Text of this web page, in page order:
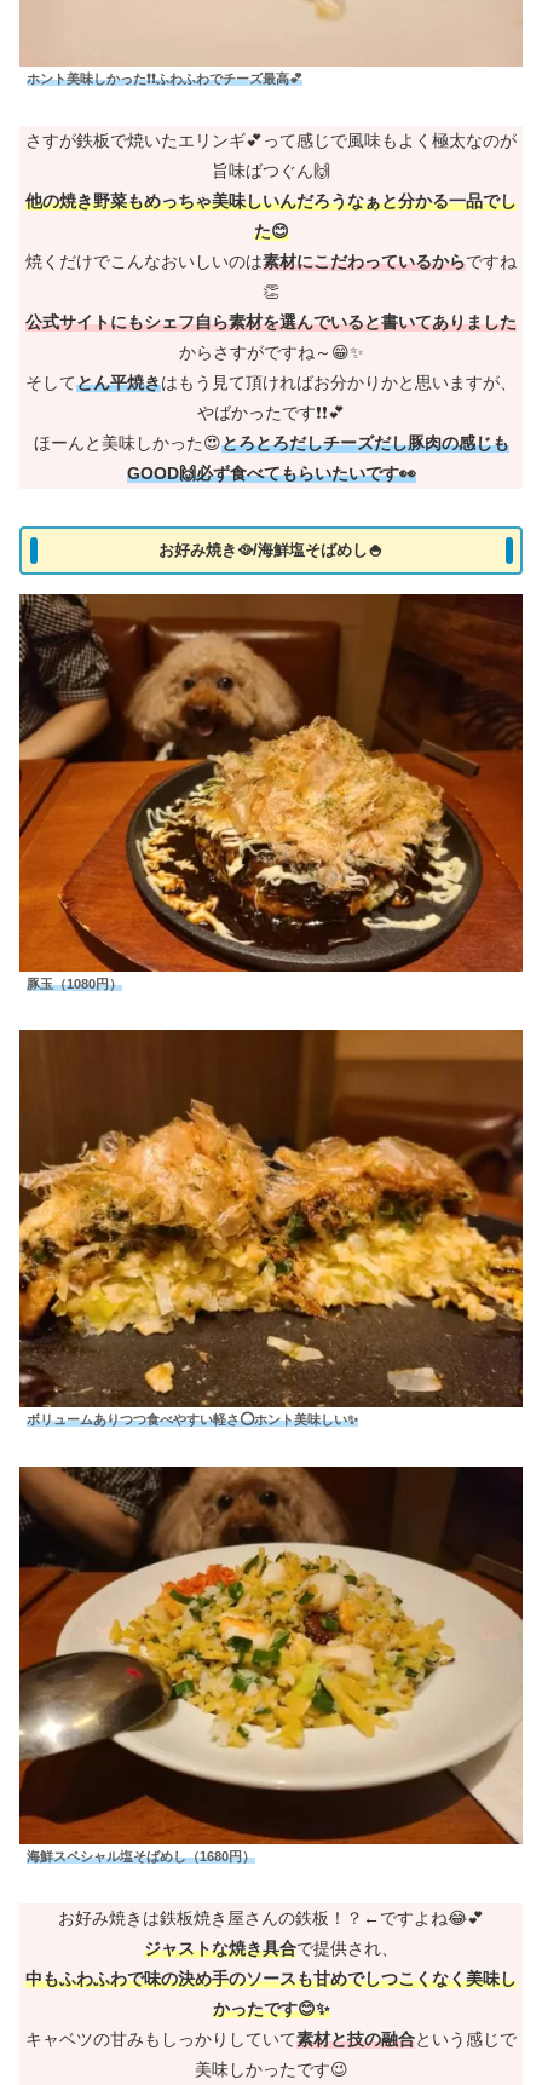
ホント美味しかった❗❗ふわふわでチーズ最高💕
さすが鉄板で焼いたエリンギ💕って感じで風味もよく極太なのが
旨味ばつぐん🙌
他の焼き野菜もめっちゃ美味しいんだろうなぁと分かる一品でし
た😊
焼くだけでこんなおいしいのは素材にこだわっているからですね
👏
公式サイトにもシェフ自ら素材を選んでいると書いてありました
からさすがですね～😁✨
そしてとん平焼きはもう見て頂ければお分かりかと思いますが、
やばかったです❗❗💕
ほーんと美味しかった😍とろとろだしチーズだし豚肉の感じも
GOOD🙌必ず食べてもらいたいです👀
お好み焼き🥘/海鮮塩そばめし🍚
豚玉（1080円）
ボリュームありつつ食べやすい軽さ⭕ホント美味しい✨
海鮮スペシャル塩そばめし（1680円）
お好み焼きは鉄板焼き屋さんの鉄板！？←ですよね😂💕
ジャストな焼き具合で提供され、
中もふわふわで味の決め手のソースも甘めでしつこくなく美味し
かったです😊✨
キャベツの甘みもしっかりしていて素材と技の融合という感じで
美味しかったです😉